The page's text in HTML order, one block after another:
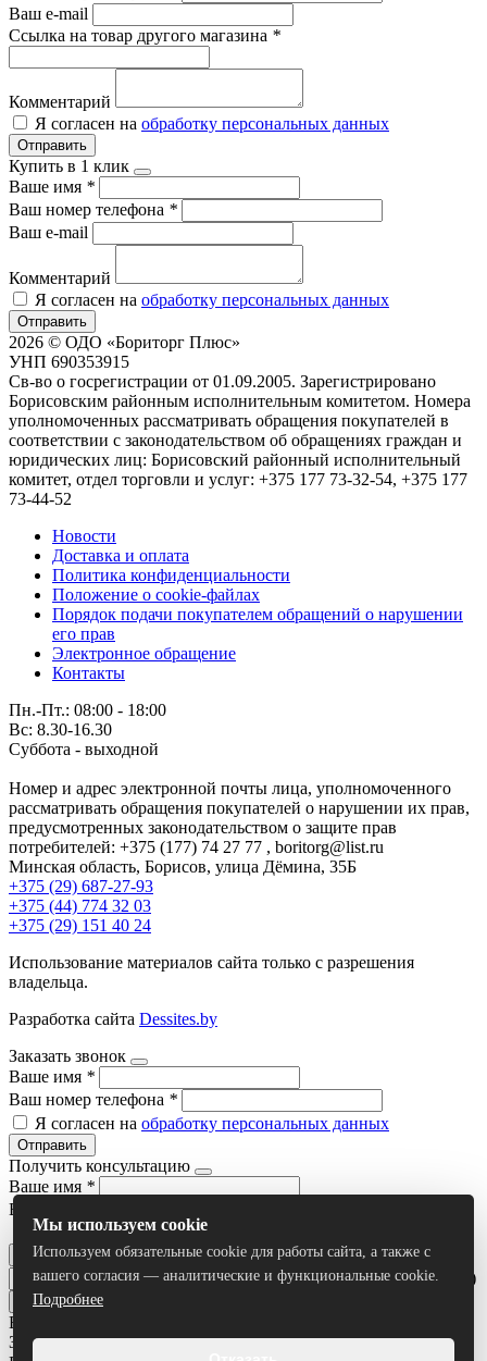
Ваш e-mail
Ссылка на товар другого магазина *
Комментарий
Я согласен на обработку персональных данных
Отправить
Купить в 1 клик
Ваше имя *
Ваш номер телефона *
Ваш e-mail
Комментарий
Я согласен на обработку персональных данных
Отправить
2026 © ОДО «Бориторг Плюс»
УНП 690353915
Св-во о госрегистрации от 01.09.2005. Зарегистрировано
Борисовским районным исполнительным комитетом. Номера
уполномоченных рассматривать обращения покупателей в
соответствии с законодательством об обращениях граждан и
юридических лиц: Борисовский районный исполнительный
комитет, отдел торговли и услуг: +375 177 73-32-54, +375 177
73-44-52
Новости
Доставка и оплата
Политика конфиденциальности
Положение о cookie-файлах
Порядок подачи покупателем обращений о нарушении
его прав
Электронное обращение
Контакты
Пн.-Пт.: 08:00 - 18:00
Вс: 8.30-16.30
Суббота - выходной
Номер и адрес электронной почты лица, уполномоченного
рассматривать обращения покупателей о нарушении их прав,
предусмотренных законодательством о защите прав
потребителей: +375 (177) 74 27 77 , boritorg@list.ru
Минская область, Борисов, улица Дёмина, 35Б
+375 (29) 687-27-93
+375 (44) 774 32 03
+375 (29) 151 40 24
Использование материалов сайта только с разрешения
владельца.
Разработка сайта Dessites.by
Заказать звонок
Ваше имя *
Ваш номер телефона *
Я согласен на обработку персональных данных
Отправить
Получить консультацию
Ваше имя *
Ваш номер телефона
Я согласен наобработку персональных данных
Отправить
Умный поиск(тестовый режим)
Все результаты
Задать вопрос
Мы используем cookie
Используем обязательные cookie для работы сайта, а также с
вашего согласия — аналитические и функциональные cookie.
Подробнее